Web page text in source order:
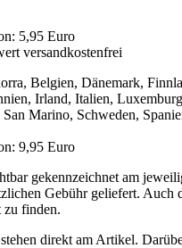
5,95 Euro
versandkostenfrei
Belgien, Dänemark,
Irland, Italien,
Marino, Schweden,
9,95 Euro
gekennzeichnet am
Gebühr geliefert. Auch
zu finden.
stehen direkt am Artikel.